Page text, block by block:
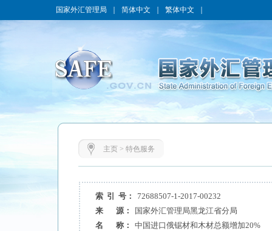
国家外汇管理局 简体中文 繁体中文
主页> 特色服务
索 引 号：
72688507-1-2017-00232
来 源：
国家外汇管理局黑龙江省分局
名 称：
中国进口俄锯材和木材总额增加20%